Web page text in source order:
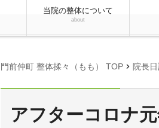
当院の整体について
about
門前仲町 整体揉々（もも） TOP chevron_right 院長
アフターコロナ